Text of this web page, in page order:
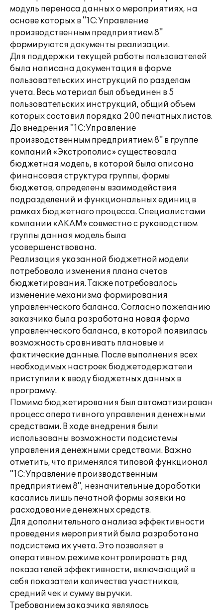
модуль переноса данных о мероприятиях, на
основе которых в "1С:Управление
производственным предприятием 8"
формируются документы реализации.
Для поддержки текущей работы пользователей
была написана документация в форме
пользовательских инструкций по разделам
учета. Весь материал был объединен в 5
пользовательских инструкций, общий объем
которых составил порядка 200 печатных листов.
До внедрения "1С:Управление
производственным предприятием 8" в группе
компаний «Экстрополис» существовала
бюджетная модель, в которой была описана
финансовая структура группы, формы
бюджетов, определены взаимодействия
подразделений и функциональных единиц в
рамках бюджетного процесса. Специалистами
компании «АКАМ» совместно с руководством
группы данная модель была
усовершенствована.
Реализация указанной бюджетной модели
потребовала изменения плана счетов
бюджетирования. Также потребовалось
изменение механизма формирования
управленческого баланса. Согласно пожеланию
заказчика была разработана новая форма
управленческого баланса, в которой появилась
возможность сравнивать плановые и
фактические данные. После выполнения всех
необходимых настроек бюджетодержатели
приступили к вводу бюджетных данных в
программу.
Помимо бюджетирования был автоматизирован
процесс оперативного управления денежными
средствами. В ходе внедрения были
использованы возможности подсистемы
управления денежными средствами. Важно
отметить, что применялся типовой функционал
"1С:Управление производственным
предприятием 8", незначительные доработки
касались лишь печатной формы заявки на
расходование денежных средств.
Для дополнительного анализа эффективности
проведения мероприятий была разработана
подсистема их учета. Это позволяет в
оперативном режиме контролировать ряд
показателей эффективности, включающий в
себя показатели количества участников,
средний чек и сумму выручки.
Требованием заказчика являлось